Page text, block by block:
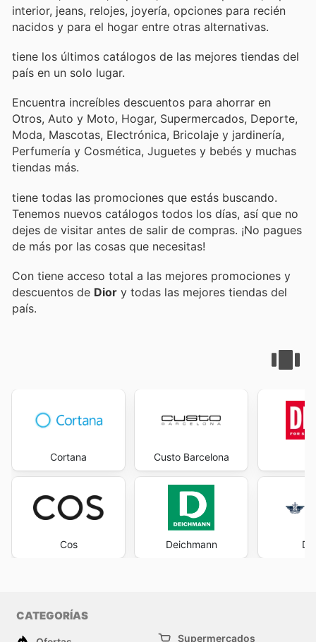
interior, jeans, relojes, joyería, opciones para recién
nacidos y para el hogar entre otras alternativas.
tiene los últimos catálogos de las mejores tiendas del
país en un solo lugar.
Encuentra increíbles descuentos para ahorrar en
Otros, Auto y Moto, Hogar, Supermercados, Deporte,
Moda, Mascotas, Electrónica, Bricolaje y jardinería,
Perfumería y Cosmética, Juguetes y bebés y muchas
tiendas más.
tiene todas las promociones que estás buscando.
Tenemos nuevos catálogos todos los días, así que no
dejes de visitar antes de salir de compras. ¡No pagues
de más por las cosas que necesitas!
Con tiene acceso total a las mejores promociones y
descuentos de Dior y todas las mejores tiendas del
país.
Cortana
Cos
Custo Barcelona
Deichmann
CATEGORÍAS
Supermercados